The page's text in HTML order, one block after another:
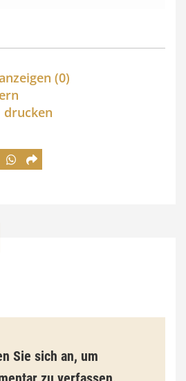
p
a
n
n
:
€
i
(0)
drucken
Sie sich an, um